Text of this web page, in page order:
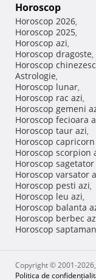
Horoscop
Horoscop 2026,
Horoscop 2025,
Horoscop azi,
Horoscop dragoste,
Horoscop chinezesc
Astrologie,
Horoscop lunar,
Horoscop rac azi,
Horoscop gemeni
Horoscop fecioara
Horoscop taur azi,
Horoscop
Horoscop scorpion
Horoscop sagetator
Horoscop varsator
Horoscop pesti azi,
Horoscop leu azi,
Horoscop balanta
Horoscop berbec
Horoscop
Copyright © 2001-2026,
Politica de